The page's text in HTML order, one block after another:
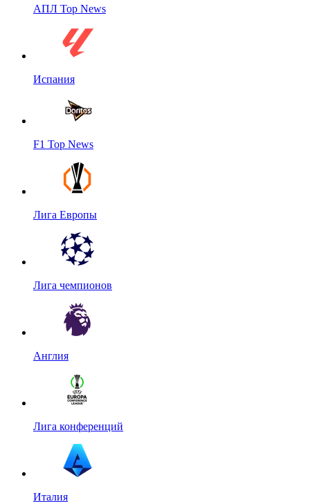
АПЛ Top News
Испания
F1 Top News
Лига Европы
Лига чемпионов
Англия
Лига конференций
Италия